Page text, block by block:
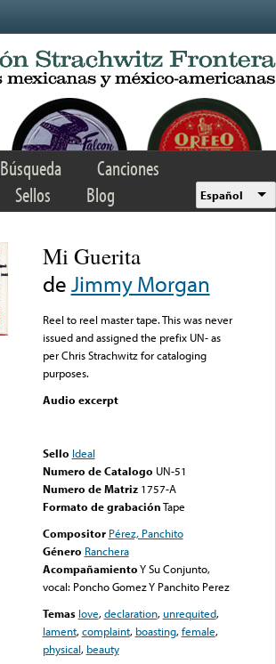
Búsqueda
Canciones
Sellos Blog Español
Mi Guerita
deJimmy Morgan
Reel to reel master tape. This was never
issued and assigned the prefix UN- as
per Chris Strachwitz for cataloging
purposes.
Audio excerpt
Sello Ideal
Numero de Catalogo UN-51
Numero de Matriz 1757-A
Formato de grabaciónTape
Compositor Pérez, Panchito
Género Ranchera
AcompañamientoY Su Conjunto,
vocal: Poncho Gomez Y Panchito Perez
Temas love,declaration,unrequited,
lament,complaint, boasting,female,
physical, beauty